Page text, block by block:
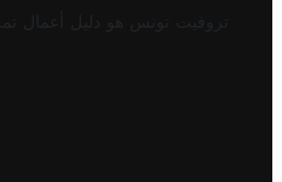
تروفيت تونس هو دليل أعمال